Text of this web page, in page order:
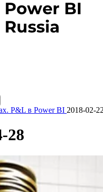
P&L в Power BI 2018-02-
28